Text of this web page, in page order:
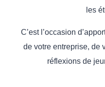
les
C’est l’occasion
de votre entreprise, de
réflexions de